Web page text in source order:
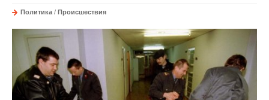
Политика / Происшествия